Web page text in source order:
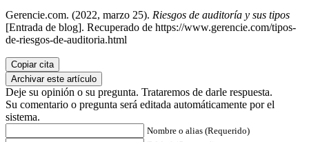
Gerencie.com. (2022, marzo 25). Riesgos de auditoría y sus tipos
[Entrada de blog]. Recuperado de https://www.gerencie.com/tipos-
de-riesgos-de-auditoria.html
Copiar cita
Archivar este artículo
Deje su opinión o su pregunta. Trataremos de darle respuesta.
Su comentario o pregunta será editada automáticamente por el
sistema.
Nombre o alias (Requerido)